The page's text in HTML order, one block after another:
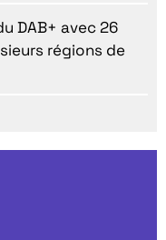
DAB+ avec 26
régions de